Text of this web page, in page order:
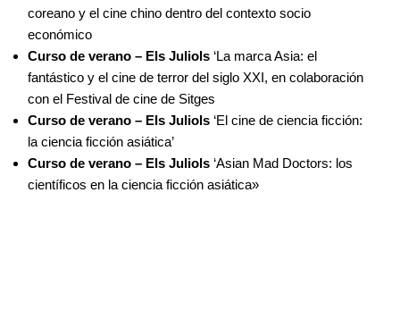
coreano y el cine chino dentro del contexto socio
económico
Curso de verano – Els Juliols ‘La marca Asia: el
fantástico y el cine de terror del siglo XXI, en colaboración
con el Festival de cine de Sitges
Curso de verano – Els Juliols ‘El cine de ciencia ficción:
la ciencia ficción asiática’
Curso de verano – Els Juliols ‘Asian Mad Doctors: los
científicos en la ciencia ficción asiática»